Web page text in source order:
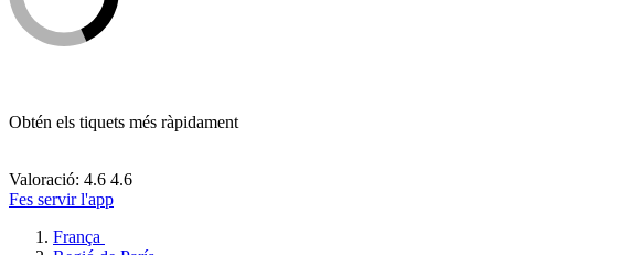
Obtén els tiquets més ràpidament
Valoració: 4.6 4.6
Fes servir l'app
França